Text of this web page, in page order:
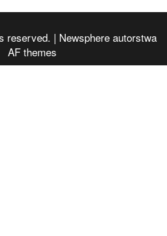
reserved. | Newsphere autorstwa
AF themes